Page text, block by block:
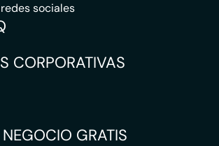
sociales
CORPORATIVAS
GRATIS